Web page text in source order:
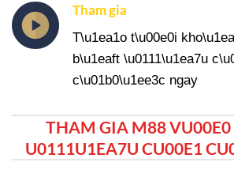
Tham gia
T\u1ea1o t\u00e0i
b\u1eaft \u0111\u1ea7u
c\u01b0\u1ee3c ngay
THAM GIA M88 VU00E0
U0111U1EA7U CU00E1